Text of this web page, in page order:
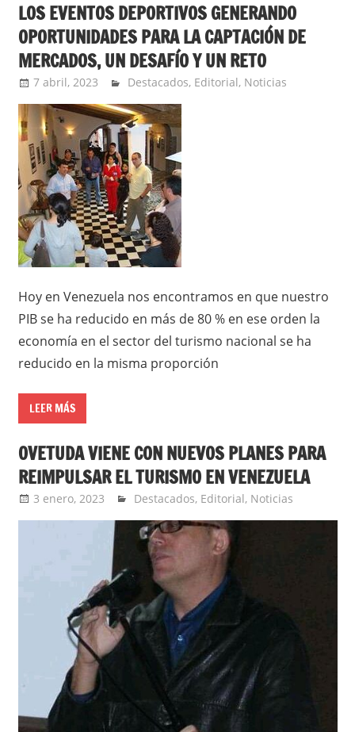
LOS EVENTOS DEPORTIVOS GENERANDO
OPORTUNIDADES PARA LA CAPTACIÓN DE
MERCADOS, UN DESAFÍO Y UN RETO
7 abril, 2023 Extreme Sports
Destacados, Editorial, Noticias
Hoy en Venezuela nos encontramos en que nuestro
PIB se ha reducido en más de 80 % en ese orden la
economía en el sector del turismo nacional se ha
reducido en la misma proporción
LEER MÁS
OVETUDA VIENE CON NUEVOS PLANES PARA
REIMPULSAR EL TURISMO EN VENEZUELA
3 enero, 2023 Jorge Barbosa
Destacados, Editorial, Noticias